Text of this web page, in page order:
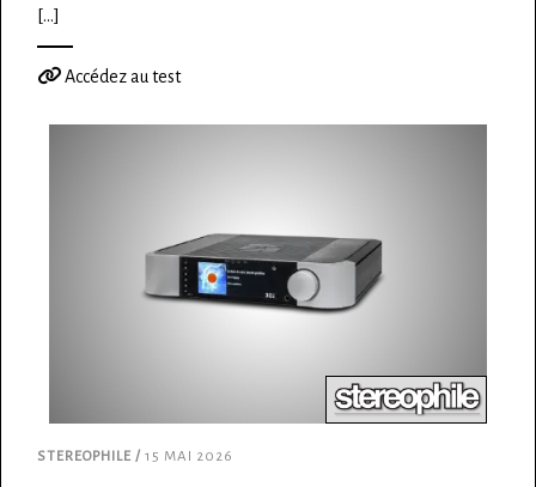
[...]
Accédez au test
STEREOPHILE / 15 MAI 2026